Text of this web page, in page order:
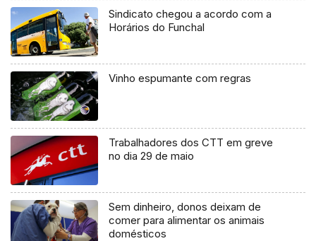
Sindicato chegou a acordo com a
Horários do Funchal
Vinho espumante com regras
Trabalhadores dos CTT em greve
no dia 29 de maio
Sem dinheiro, donos deixam de
comer para alimentar os animais
domésticos